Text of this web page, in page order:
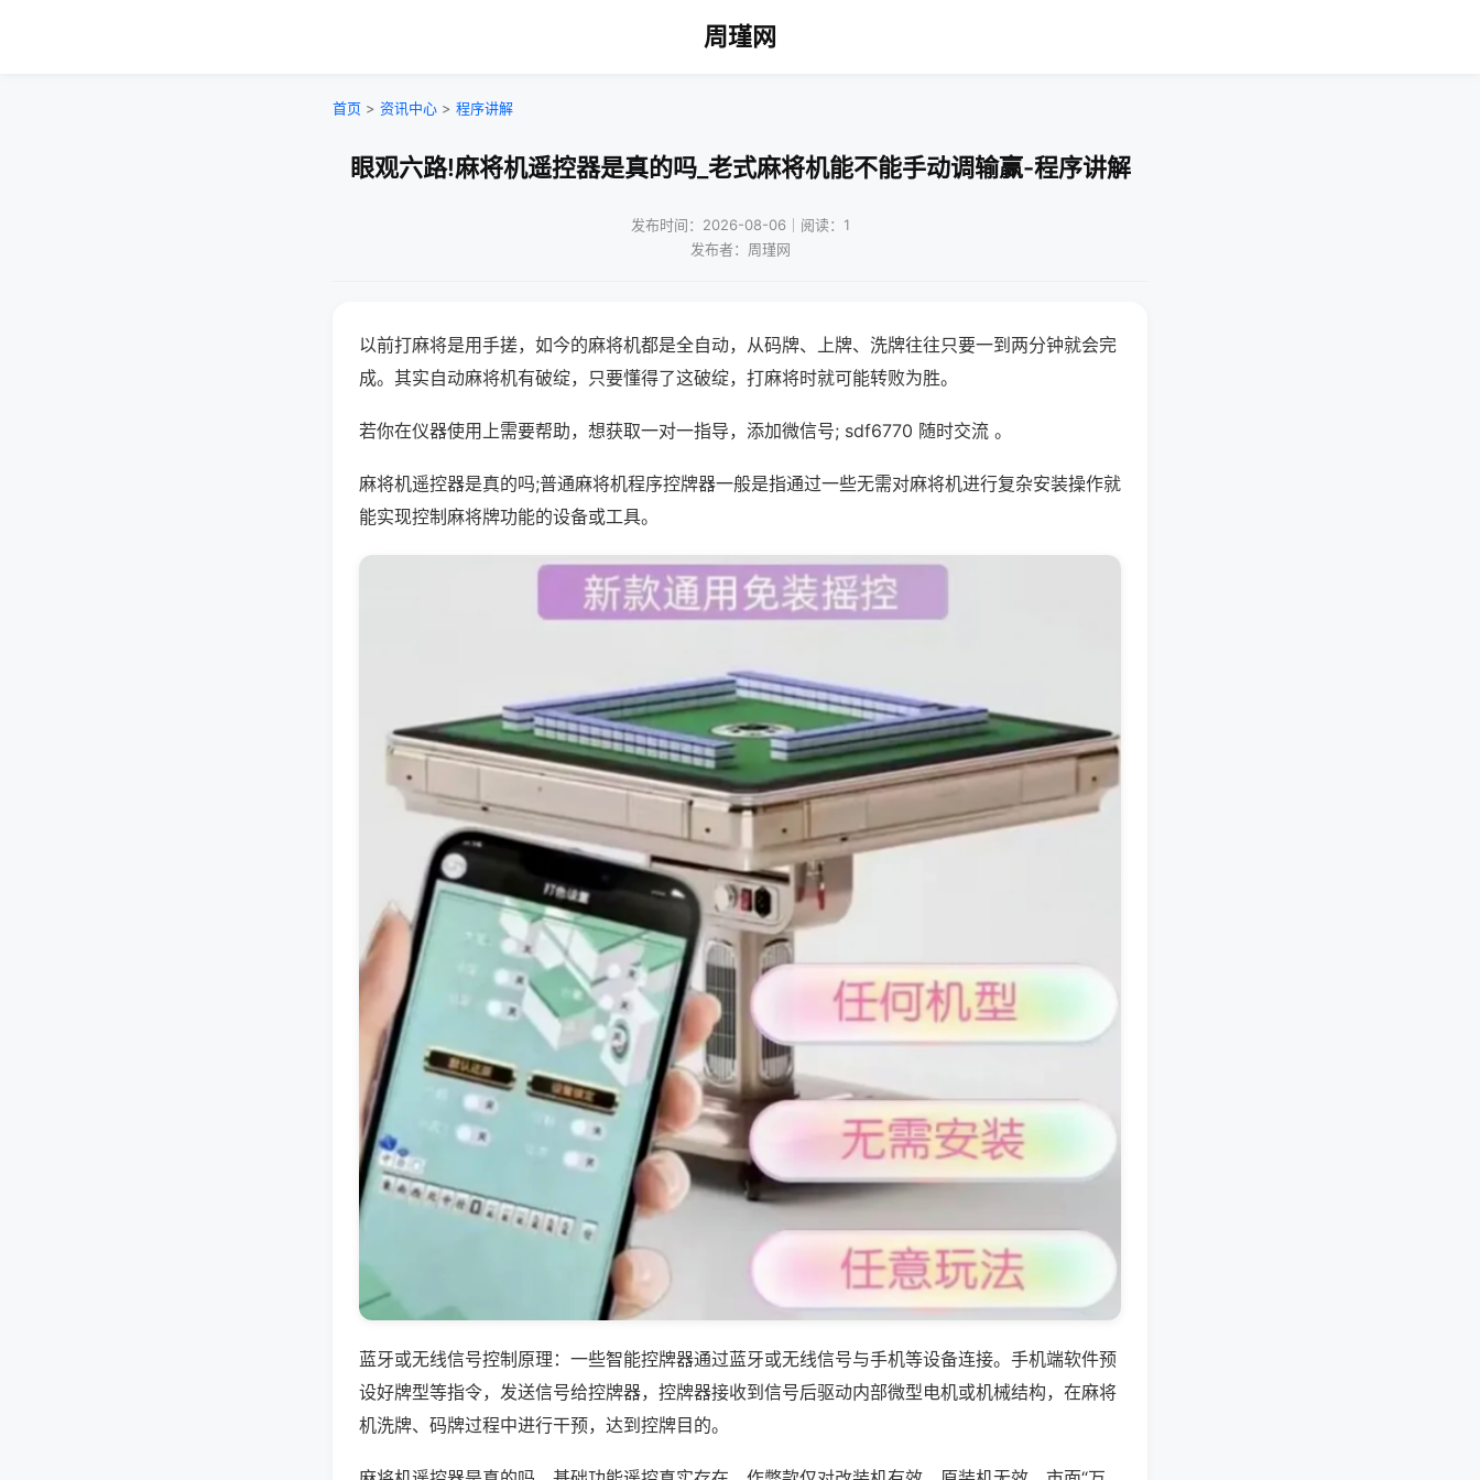
周瑾网
首页 > 资讯中心 > 程序讲解
眼观六路!麻将机遥控器是真的吗_老式麻将机能不能手动调输赢-程序讲解
发布时间：2026-08-06｜阅读：1
发布者：周瑾网
以前打麻将是用手搓，如今的麻将机都是全自动，从码牌、上牌、洗牌往往只要一到两分钟就会完
成。其实自动麻将机有破绽，只要懂得了这破绽，打麻将时就可能转败为胜。
若你在仪器使用上需要帮助，想获取一对一指导，添加微信号; sdf6770 随时交流 。
麻将机遥控器是真的吗;普通麻将机程序控牌器一般是指通过一些无需对麻将机进行复杂安装操作就
能实现控制麻将牌功能的设备或工具。
蓝牙或无线信号控制原理：一些智能控牌器通过蓝牙或无线信号与手机等设备连接。手机端软件预
设好牌型等指令，发送信号给控牌器，控牌器接收到信号后驱动内部微型电机或机械结构，在麻将
机洗牌、码牌过程中进行干预，达到控牌目的。